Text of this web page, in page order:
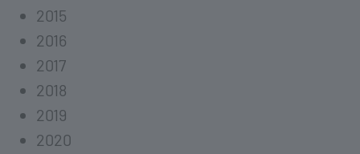
2015
2016
2017
2018
2019
2020